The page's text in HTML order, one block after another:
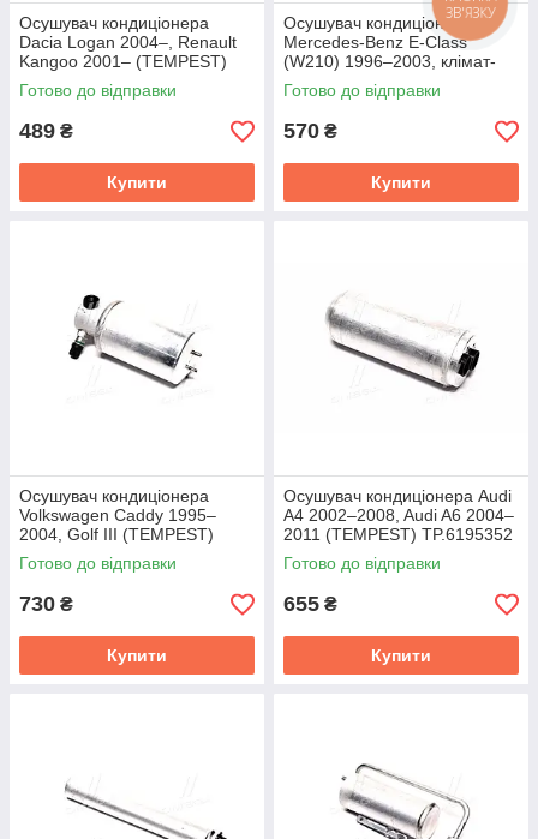
Осушувач кондиціонера
Dacia Logan 2004–, Renault
Kangoo 2001– (TEMPEST)
TP.6195241
Готово до відправки
489 ₴
Купити
Осушувач кондиціонера
Mercedes-Benz E-Class
(W210) 1996–2003, клімат-
контроль (TEMPEST)
TP.6195184
Готово до відправки
570 ₴
Купити
Осушувач кондиціонера
Volkswagen Caddy 1995–
2004, Golf III (TEMPEST)
TP.6195260
Готово до відправки
730 ₴
Купити
Осушувач кондиціонера Audi
A4 2002–2008, Audi A6 2004–
2011 (TEMPEST) TP.6195352
Готово до відправки
655 ₴
Купити
ЗВ'ЯЗКУ